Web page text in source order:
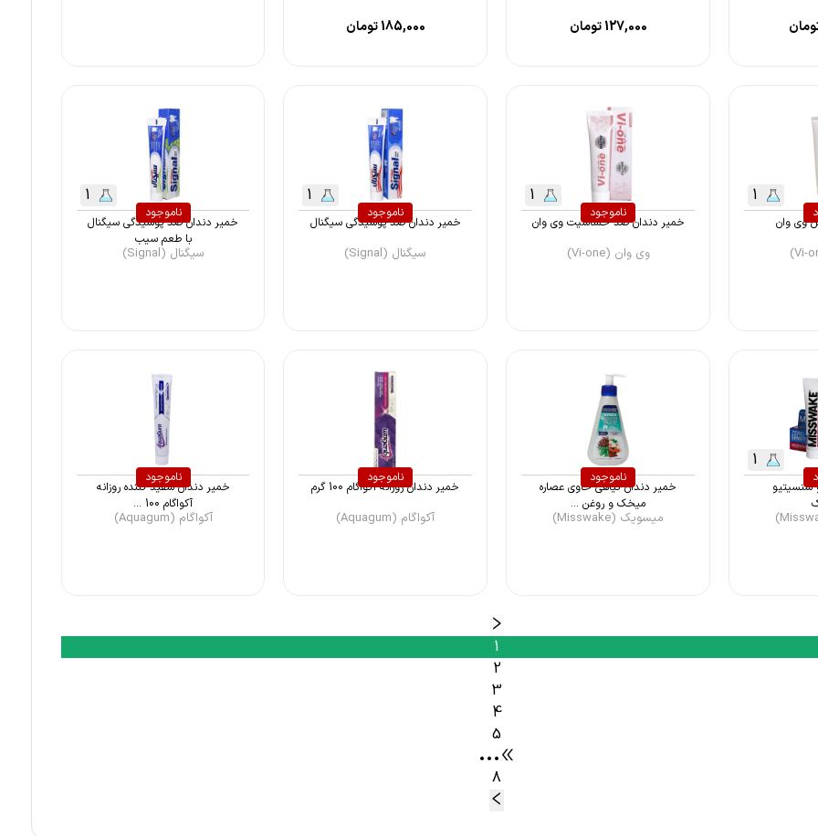
127,000تومان 185,000تومان
1
وی وان
1
ناموجود
خمیر دندان ضد حساسیت وی وان
وی وان (Vi-one)
1
ناموجود
خمیر دندان ضد پوسیدگی سیگنال
سیگنال (Signal)
1
ناموجود
خمیر دندان ضد‌ پوسیدگی سیگنال
با طعم سیب
سیگنال (Signal)
1
سنسیتیو
ناموجود
خمیر دندان گیاهی حاوی عصاره
میخک و روغن ...
میسویک (Misswake)
ناموجود
خمیر دندان روزانه آکواگام 100 گرم
آکواگام (Aquagum)
ناموجود
خمیر دندان سفید کننده روزانه
آکواگام 100 ...
آکواگام (Aquagum)
1
2
3
4
5
•••
8